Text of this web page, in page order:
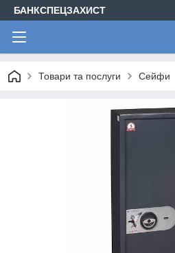
БАНКСПЕЦЗАХИСТ
Товари та послуги Сейфи